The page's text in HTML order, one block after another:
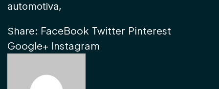
automotiva,
Share: FaceBook Twitter Pinterest
Google+ Instagram